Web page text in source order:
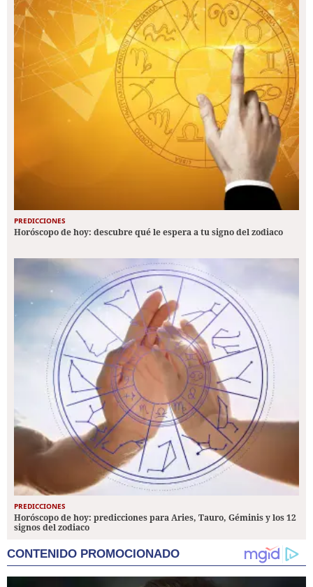
PREDICCIONES
Horóscopo de hoy: descubre qué le espera a tu signo del zodiaco
PREDICCIONES
Horóscopo de hoy: predicciones para Aries, Tauro, Géminis y los 12
signos del zodiaco
CONTENIDO PROMOCIONADO